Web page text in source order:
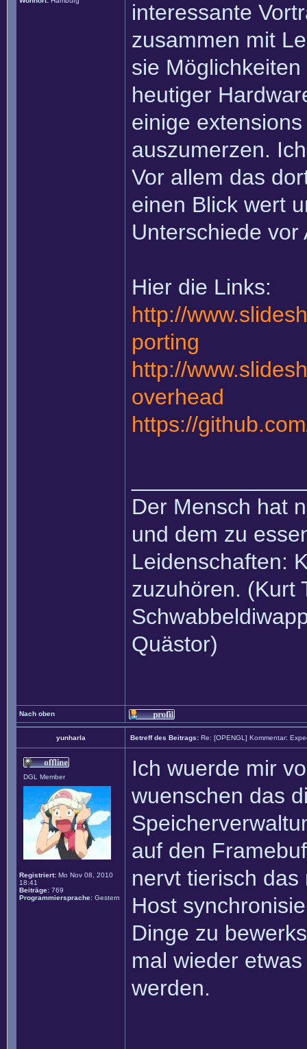
interessante
zusammen mit
sie
heutiger
einige
auszumerzen.
Vor allem das
einen Blick wert
Unterschiede
Hier die Links:
http://
porting
http://
overhead
https://
Der Mensch hat
und dem zu
Leidenschaften:
zuzuhören. (Kurt
Quästor)
Nach oben
yunharla Betreff des Beitrags: Re: [OPENGL] Kommentar:
DGL Member
Registriert: Mo Nov 08, 2010
18:41
Beiträge: 769
Programmiersprache: Gestern
Ich wuerde mir
wuenschen das
auf den
nervt tierisch
Host
Dinge zu
mal wieder
werden.